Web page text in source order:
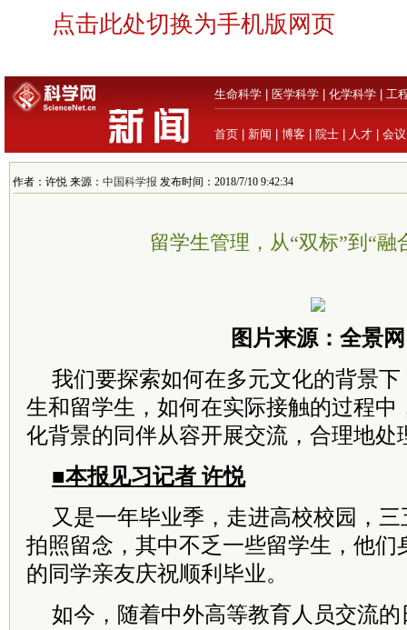
点击此处切换为手机版网页
生命科学 医学科学 化学科学 工
首页 新闻 博客 院士 人才 会议
作者：许悦 来源： 中国科学报 发布时间：2018/7/10 9:42:34
留学生管理，从“双标”到“融
图片来源：全景网
我们要探索如何在多元文化的背景
生和留学生，如何在实际接触的过程中
化背景的同伴从容开展交流，合理地处
■本报见习记者 许悦
又是一年毕业季，走进高校校园，
拍照留念，其中不乏一些留学生，他们
的同学亲友庆祝顺利毕业。
如今，随着中外高等教育人员交流